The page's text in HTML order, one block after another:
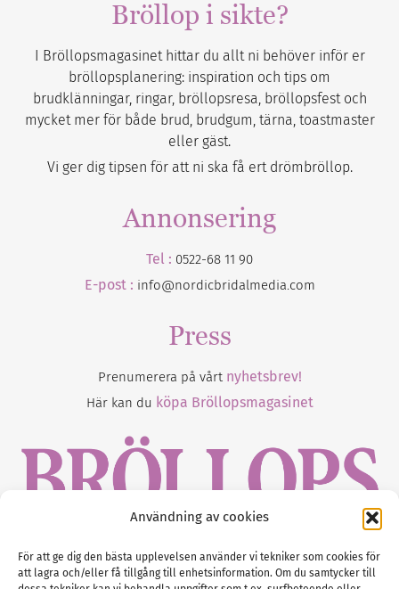
Användning av cookies
För att ge dig den bästa upplevelsen använder vi tekniker som cookies för
att lagra och/eller få tillgång till enhetsinformation. Om du samtycker till
Bröllop i sikte?
I Bröllopsmagasinet hittar du allt ni behöver inför er
bröllopsplanering: inspiration och tips om
brudklänningar, ringar, bröllopsresa, bröllopsfest och
mycket mer för både brud, brudgum, tärna, toastmaster
eller gäst.
Vi ger dig tipsen för att ni ska få ert drömbröllop.
Annonsering
Tel : 0522-68 11 90
E-post : info@nordicbridalmedia.com
Press
Prenumerera på vårt nyhetsbrev!
Här kan du köpa Bröllopsmagasinet
Gustaf Mattssons väg 2, 451 50 Uddevalla
Tel :0522-68 11 90